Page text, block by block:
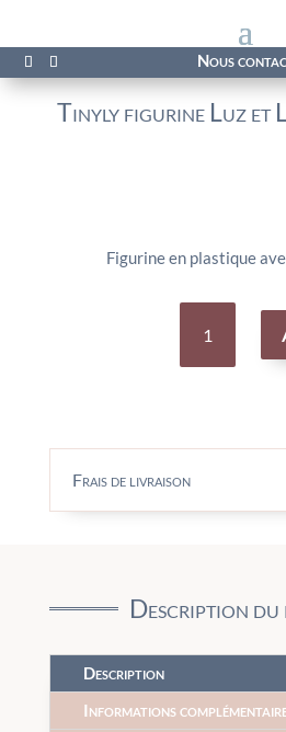
Nous
Tinyly figurine Luz et
Figurine en plastique
quantité
Tinyly
Luz
Frais de livraison
Description
Description
Informations